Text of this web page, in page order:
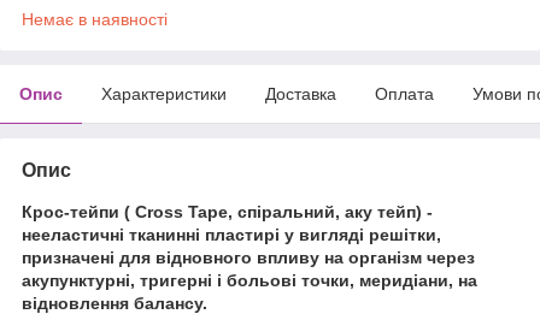
Немає в наявності
Опис Характеристики Доставка Оплата Умови
Опис
Крос-тейпи ( Cross Tape, спіральний, аку тейп) -
нееластичні тканинні пластирі у вигляді решітки,
призначені для відновного впливу на організм через
акупунктурні, тригерні і больові точки, меридіани, на
відновлення балансу.